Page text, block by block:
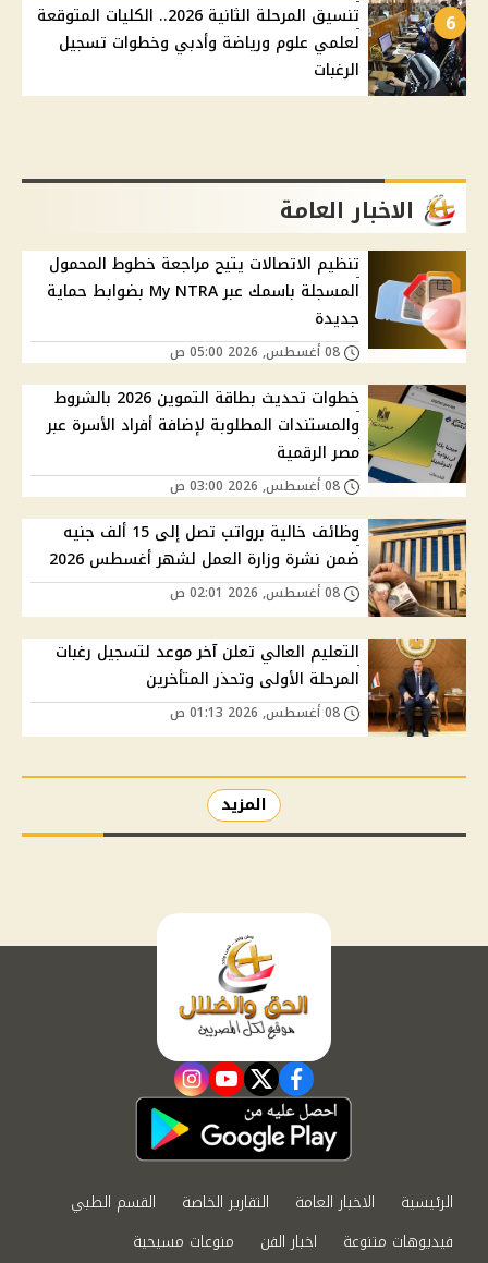
6
تنسيق المرحلة الثانية 2026.. الكليات المتوقعة
لعلمي علوم ورياضة وأدبي وخطوات تسجيل
الرغبات
الاخبار العامة
تنظيم الاتصالات يتيح مراجعة خطوط المحمول
المسجلة باسمك عبر My NTRA بضوابط حماية
جديدة
خطوات تحديث بطاقة التموين 2026 بالشروط
والمستندات المطلوبة لإضافة أفراد الأسرة عبر
مصر الرقمية
وظائف خالية برواتب تصل إلى 15 ألف جنيه
ضمن نشرة وزارة العمل لشهر أغسطس 2026
التعليم العالي تعلن آخر موعد لتسجيل رغبات
المرحلة الأولى وتحذر المتأخرين
المزيد
facebook
twitter
youtube
instagram
الرئيسية الاخبار العامة التقارير الخاصة
القسم الطبي
فيديوهات متنوعة
اخبار الفن منوعات مسيحية